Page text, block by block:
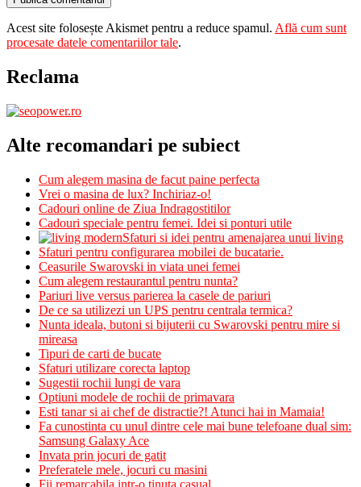
Acest site folosește Akismet pentru a reduce spamul. Află cum sunt
procesate datele comentariilor tale.
Reclama
Alte recomandari pe subiect
Cum alegem masina de facut paine perfecta
Vrei o masina de lux? Inchiriaz-o!
Cadouri online de Ziua Indragostitilor
Cadouri speciale pentru femei. Idei si ponturi utile
Sfaturi si idei pentru amenajarea unui living
Sfaturi pentru configurarea mobilei de bucatarie.
Ceasurile Swarovski in viata unei femei
Cum alegem restaurantul pentru nunta?
Pariuri live versus parierea la casele de pariuri
De ce sa utilizezi un UPS pentru centrala termica?
Nunta ideala, butoni si bijuterii cu Swarovski pentru mire si
mireasa
Tipuri de carti de bucate
Sfaturi utilizare corecta laptop
Sugestii rochii lungi de vara
Optiuni modele de rochii de primavara
Esti tanar si ai chef de distractie?! Atunci hai in Mamaia!
Fa cunostinta cu unul dintre cele mai bune telefoane dual sim:
Samsung Galaxy Ace
Invata prin jocuri de gatit
Preferatele mele, jocuri cu masini
Fii remarcabila intr-o tinuta casual